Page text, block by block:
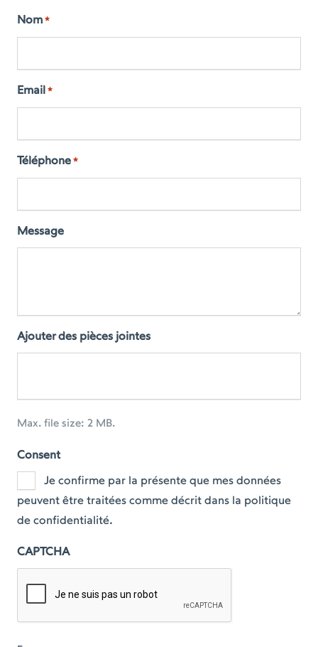
Nom *
Email *
Téléphone *
Message
Ajouter des pièces jointes
Max. file size: 2 MB.
Consent
Je confirme par la présente que mes données
peuvent être traitées comme décrit dans la politique
de confidentialité.
CAPTCHA